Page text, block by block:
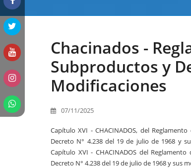
Chacinados -
Subproductos y
Modificaciones
07/11/2025
Capítulo XVI - CHACINADOS, del
Decreto N° 4.238 del 19 de julio de 1968 y
Capítulo XVI - CHACINADOS del
Decreto N° 4.238 del 19 de julio de 1968 y sus